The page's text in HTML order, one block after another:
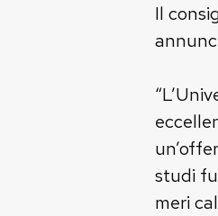
Il
studi
meri